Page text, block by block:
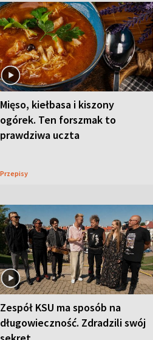
Mięso, kiełbasa i kiszony
ogórek. Ten forszmak to
prawdziwa uczta
Przepisy
Zespół KSU ma sposób na
długowieczność. Zdradzili swój